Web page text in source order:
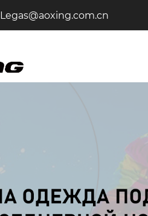
Legas@aoxing.com.cn